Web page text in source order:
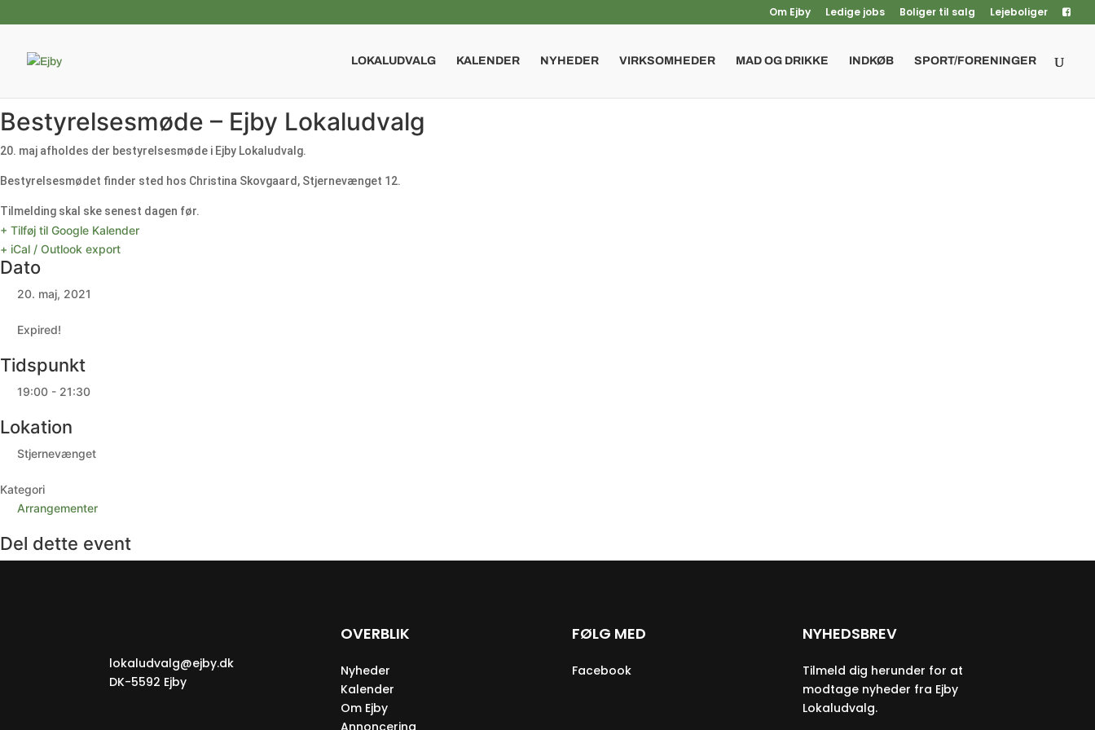
Om Ejby Ledige jobs Boliger til salg Lejeboliger
LOKALUDVALG KALENDER NYHEDER VIRKSOMHEDER MAD OG DRIKKE INDKØB SPORT/FORENINGER
Bestyrelsesmøde – Ejby Lokaludvalg
20. maj afholdes der bestyrelsesmøde i Ejby Lokaludvalg.
Bestyrelsesmødet finder sted hos Christina Skovgaard, Stjernevænget 12.
Tilmelding skal ske senest dagen før.
+ Tilføj til Google Kalender
+ iCal / Outlook export
Dato
20. maj, 2021
Expired!
Tidspunkt
19:00 - 21:30
Lokation
Stjernevænget
Kategori
Arrangementer
Del dette event
lokaludvalg@ejby.dk
DK-5592 Ejby
OVERBLIK
Nyheder
Kalender
Om Ejby
Annoncering
FØLG MED
Facebook
NYHEDSBREV
Tilmeld dig herunder for at
modtage nyheder fra Ejby
Lokaludvalg.